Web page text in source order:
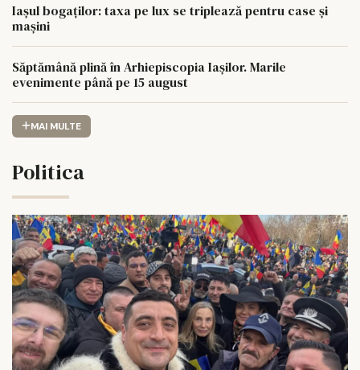
Iașul bogaților: taxa pe lux se triplează pentru case și
mașini
Săptămână plină în Arhiepiscopia Iașilor. Marile
evenimente până pe 15 august
MAI MULTE
Politica